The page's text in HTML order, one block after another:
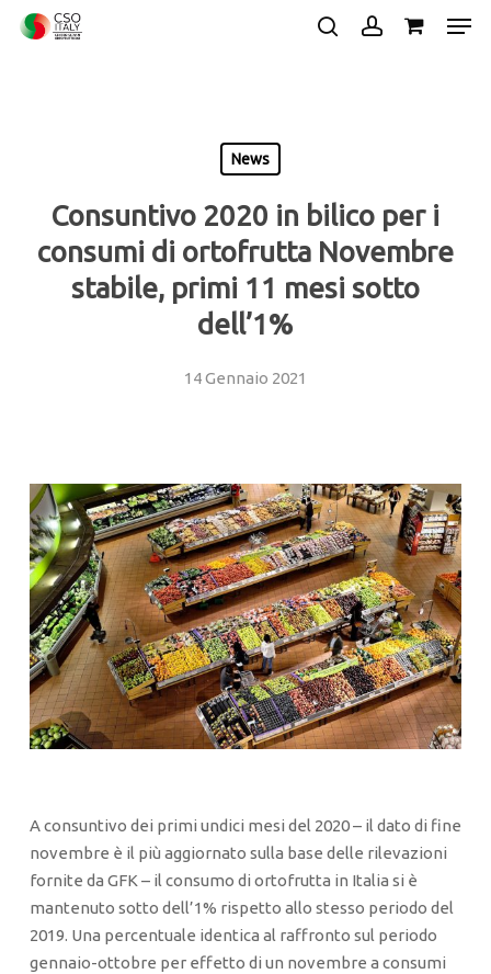
Skip
News
Consuntivo 2020 in bilico per i
consumi di ortofrutta Novembre
stabile, primi 11 mesi sotto
dell’1%
14 Gennaio 2021
A consuntivo dei primi undici mesi del 2020 – il dato di fine
novembre è il più aggiornato sulla base delle rilevazioni
fornite da GFK – il consumo di ortofrutta in Italia si è
mantenuto sotto dell’1% rispetto allo stesso periodo del
2019. Una percentuale identica al raffronto sul periodo
gennaio-ottobre per effetto di un novembre a consumi